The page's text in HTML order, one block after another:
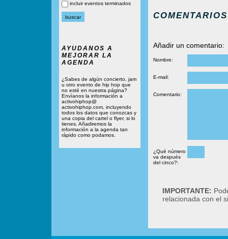
incluir eventos terminados
AYUDANOS A
MEJORAR LA
AGENDA
¿Sabes de algún concierto, jam
u otro evento de hip hop que
no esté en nuestra página?
Envíanos la información a
activohiphop@
activohiphop.com, incluyendo
todos los datos que conozcas y
una copia del cartel o flyer, si lo
tienes. Añadiremos la
información a la agenda tan
rápido como podamos.
COMENTARIOS
Añadir un comentario:
Nombre:
E-mail:
Comentario:
¿Qué número
va después
del cinco?:
IMPORTANTE:
relacionada con el